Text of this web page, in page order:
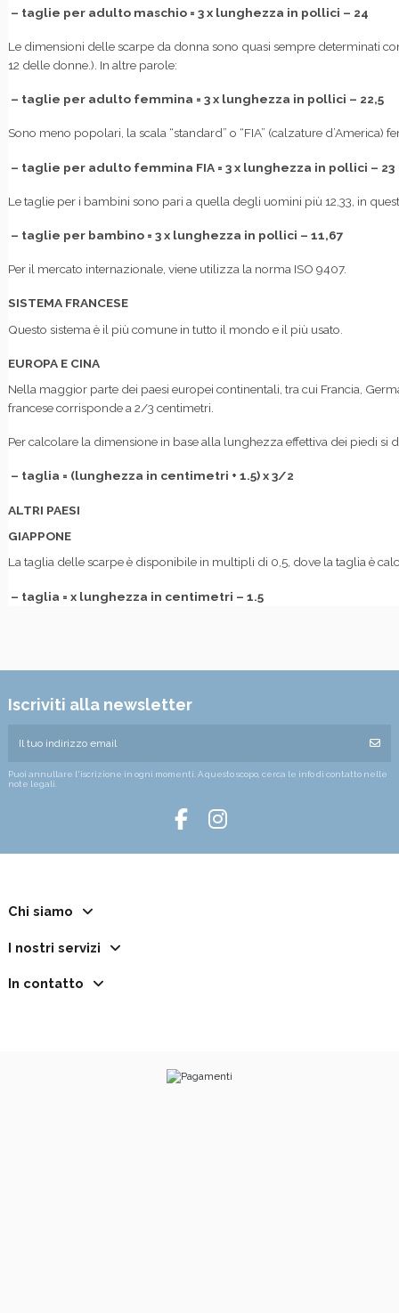
– taglie per adulto maschio = 3 x lunghezza in pollici – 24
Le dimensioni delle scarpe da donna sono quasi sempre determinati
12 delle donne.). In altre parole:
– taglie per adulto femmina = 3 x lunghezza in pollici – 22,5
Sono meno popolari, la scala “standard” o “FIA” (calzature
– taglie per adulto femmina FIA = 3 x lunghezza in pollici – 23
Le taglie per i bambini sono pari a quella degli uomini più 12,33, in
– taglie per bambino = 3 x lunghezza in pollici – 11,67
Per il mercato internazionale, viene utilizza la norma ISO 9407.
SISTEMA FRANCESE
Questo sistema è il più comune in tutto il mondo e il più usato.
EUROPA E CINA
Nella maggior parte dei paesi europei continentali, tra cui Francia,
francese corrisponde a 2/3 centimetri.
Per calcolare la dimensione in base alla lunghezza effettiva dei piedi
– taglia = (lunghezza in centimetri + 1.5) x 3/2
ALTRI PAESI
GIAPPONE
La taglia delle scarpe è disponibile in multipli di 0,5, dove la taglia è
– taglia = x lunghezza in centimetri – 1.5
Iscriviti alla newsletter
Puoi annullare l'iscrizione in ogni momenti. A questo scopo, cerca le info di contatto nelle
note legali.
Chi siamo
I nostri servizi
In contatto